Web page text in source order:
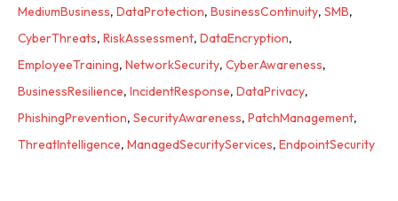
MediumBusiness, DataProtection, BusinessContinuity, SMB,
CyberThreats, RiskAssessment, DataEncryption,
EmployeeTraining, NetworkSecurity, CyberAwareness,
BusinessResilience, IncidentResponse, DataPrivacy,
PhishingPrevention, SecurityAwareness, PatchManagement,
ThreatIntelligence, ManagedSecurityServices, EndpointSecurity